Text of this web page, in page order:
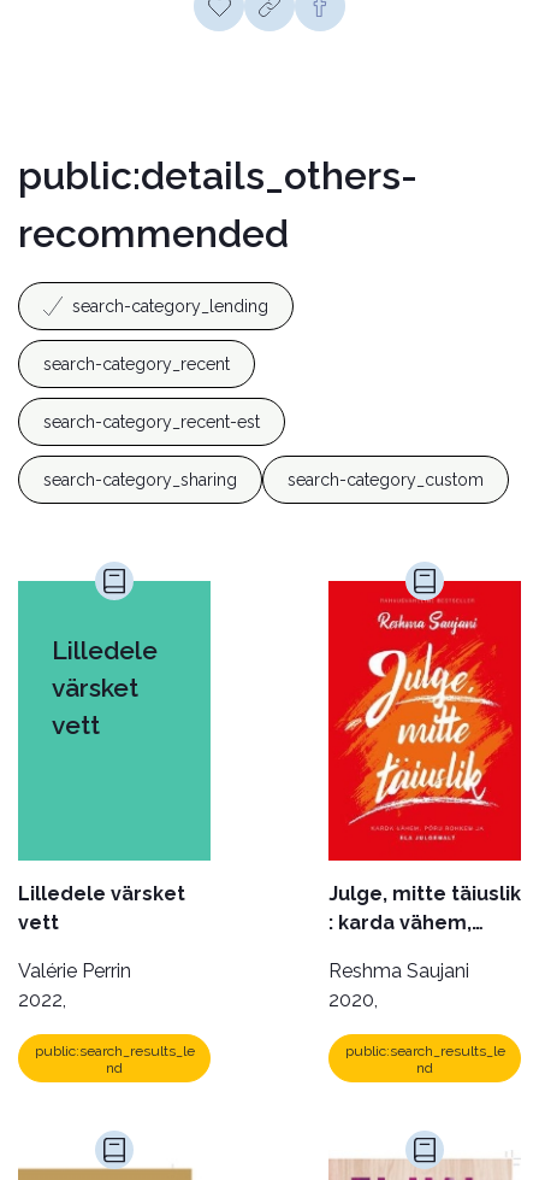
©2024
public:details_others-
recommended
search-category_lending
search-category_recent
search-category_recent-est
search-category_sharing search-category_custom
Lilledele
värsket
vett
Lilledele värsket
vett
Valérie Perrin
2022,
public:search_results_le
nd
Julge, mitte täiuslik
: karda vähem,
julgemalt
Reshma Saujani
2020,
public:search_results_le
nd